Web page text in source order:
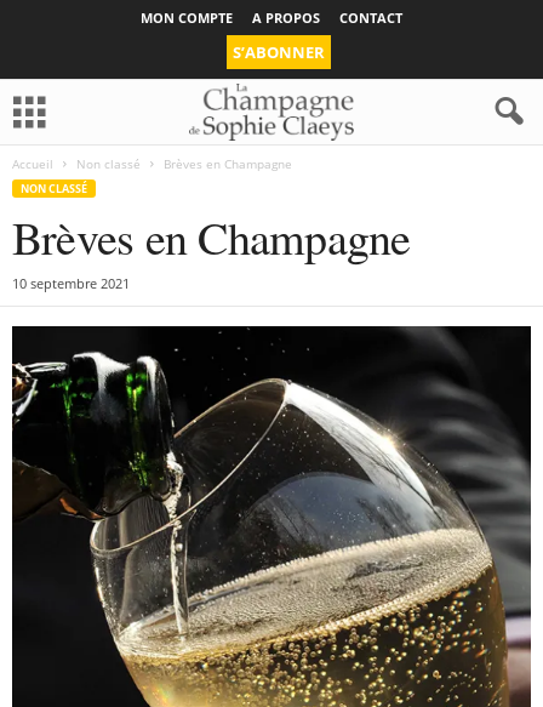
MON COMPTE A PROPOS CONTACT
S’ABONNER
Accueil Non classé Brèves en Champagne
NON CLASSÉ
Brèves en Champagne
10 septembre 2021